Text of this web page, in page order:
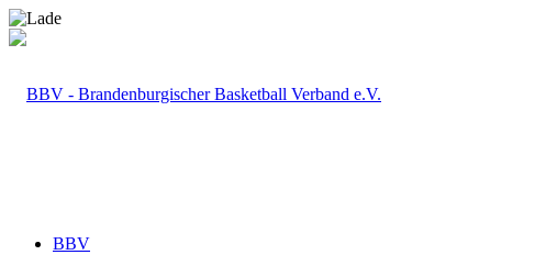
BBV